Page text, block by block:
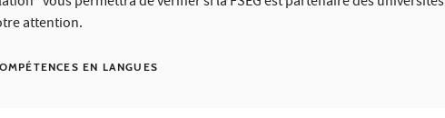
attention.
EN LANGUES